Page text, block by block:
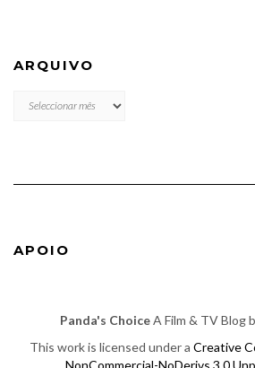
ARQUIVO
ARQUIVO
APOIO
Panda's ChoiceA Film & TV Blog
This work is licensed under a Creative
NonCommercial-NoDerivs 3.0